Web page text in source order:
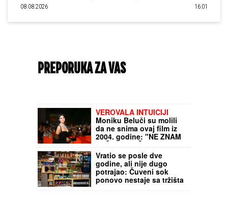
08.08.2026 16:01
PREPORUKA ZA VAS
VEROVALA INTUICIJI
Moniku Beluči su molili
da ne snima ovaj film iz
2004. godine: "NE ZNAM
ZAŠTO, ALI ŽELELA SAM
TO"
Vratio se posle dve
godine, ali nije dugo
potrajao: Čuveni sok
ponovo nestaje sa tržišta
zbog katastrofalno slabe